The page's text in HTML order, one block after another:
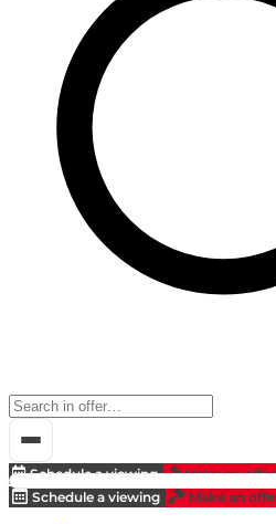
Schedule a viewing Make an
Schedule a viewing
Make an